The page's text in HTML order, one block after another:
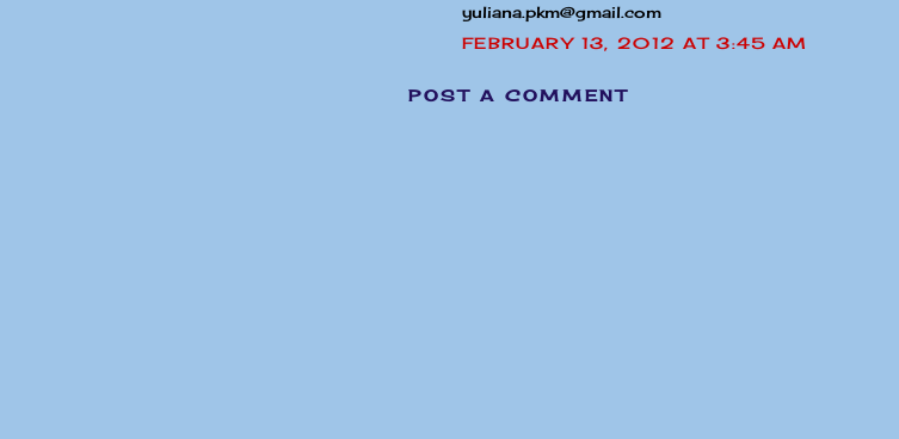
yuliana.pkm@gmail.com
FEBRUARY 13, 2012 AT 3:45 AM
POST A COMMENT